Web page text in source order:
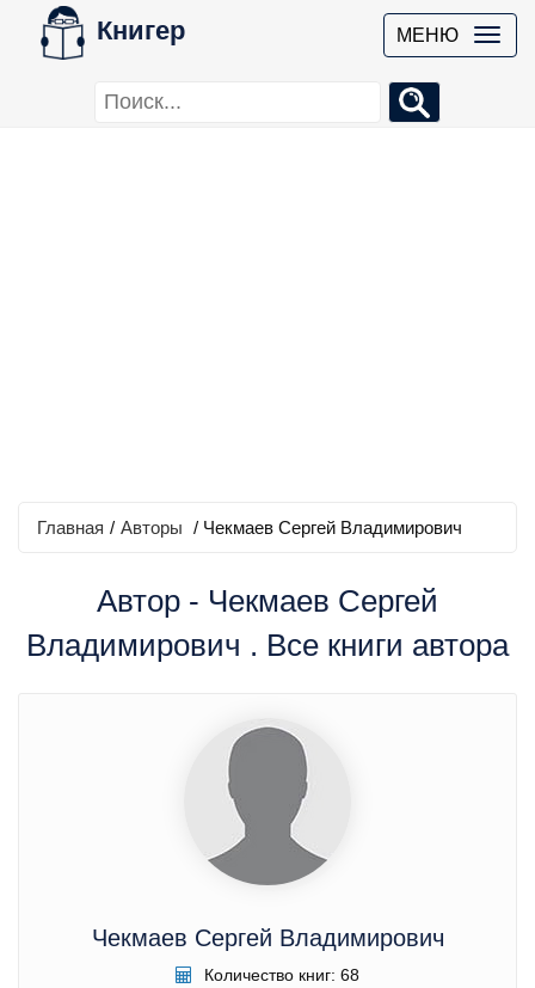
Книгер МЕНЮ
Главная / Авторы / Чекмаев Сергей Владимирович
Автор - Чекмаев Сергей
Владимирович . Все книги автора
Чекмаев Сергей Владимирович
Количество книг: 68